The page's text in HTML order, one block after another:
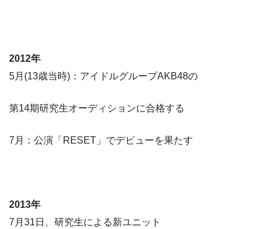
2012年
5月(13歳当時)：アイドルグループAKB48の
第14期研究生オーディションに合格する
7月：公演「RESET」でデビューを果たす
2013年
7月31日、研究生による新ユニット